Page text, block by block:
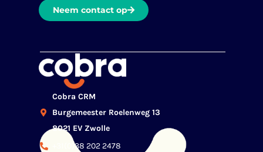
Neem contact op
Cobra CRM
Burgemeester Roelenweg 13
8021 EV Zwolle
+31(0)38 202 2478